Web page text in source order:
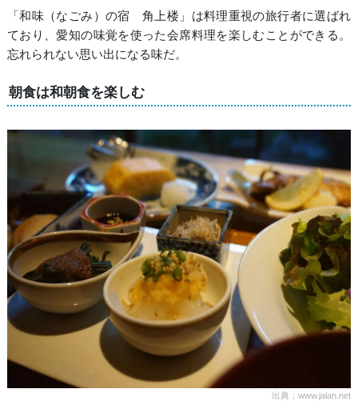
「和味（なごみ）の宿 角上楼」は料理重視の旅行者に選ばれ
ており、愛知の味覚を使った会席料理を楽しむことができる。
忘れられない思い出になる味だ。
朝食は和朝食を楽しむ
出典：www.jalan.net